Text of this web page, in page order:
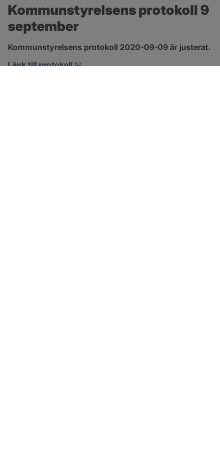
Kommunstyrelsens protokoll 9
september
Kommunstyrelsens protokoll 2020-09-09 är justerat.
Länk till protokoll
pdf, 421.6 kB, öppnas i nytt fönster.